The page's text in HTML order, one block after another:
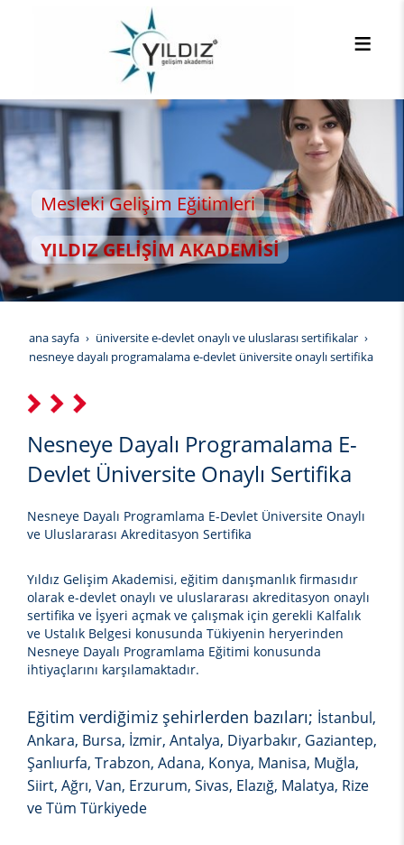
Gelişim Eğitimleri
GELİŞİM AKADEMİSİ
ana sayfa
üniversite e-devlet onaylı ve uluslarası sertifikalar
nesneye dayalı programalama e-devlet üniversite onaylı sertifika
Nesneye Dayalı Programalama E-
Devlet Üniversite Onaylı Sertifika
Nesneye Dayalı Programlama E-Devlet Üniversite Onaylı
ve Uluslararası Akreditasyon Sertifika
Yıldız Gelişim Akademisi, eğitim danışmanlık firmasıdır
olarak e-devlet onaylı ve uluslararası akreditasyon onaylı
sertifika ve İşyeri açmak ve çalışmak için gerekli Kalfalık
ve Ustalık Belgesi konusunda Tükiyenin heryerinden
Nesneye Dayalı Programlama Eğitimi konusunda
ihtiyaçlarını karşılamaktadır.
Eğitim verdiğimiz şehirlerden bazıları; İstanbul,
Ankara, Bursa, İzmir, Antalya, Diyarbakır, Gaziantep,
Şanlıurfa, Trabzon, Adana, Konya, Manisa, Muğla,
Siirt, Ağrı, Van, Erzurum, Sivas, Elazığ, Malatya, Rize
ve Tüm Türkiyede